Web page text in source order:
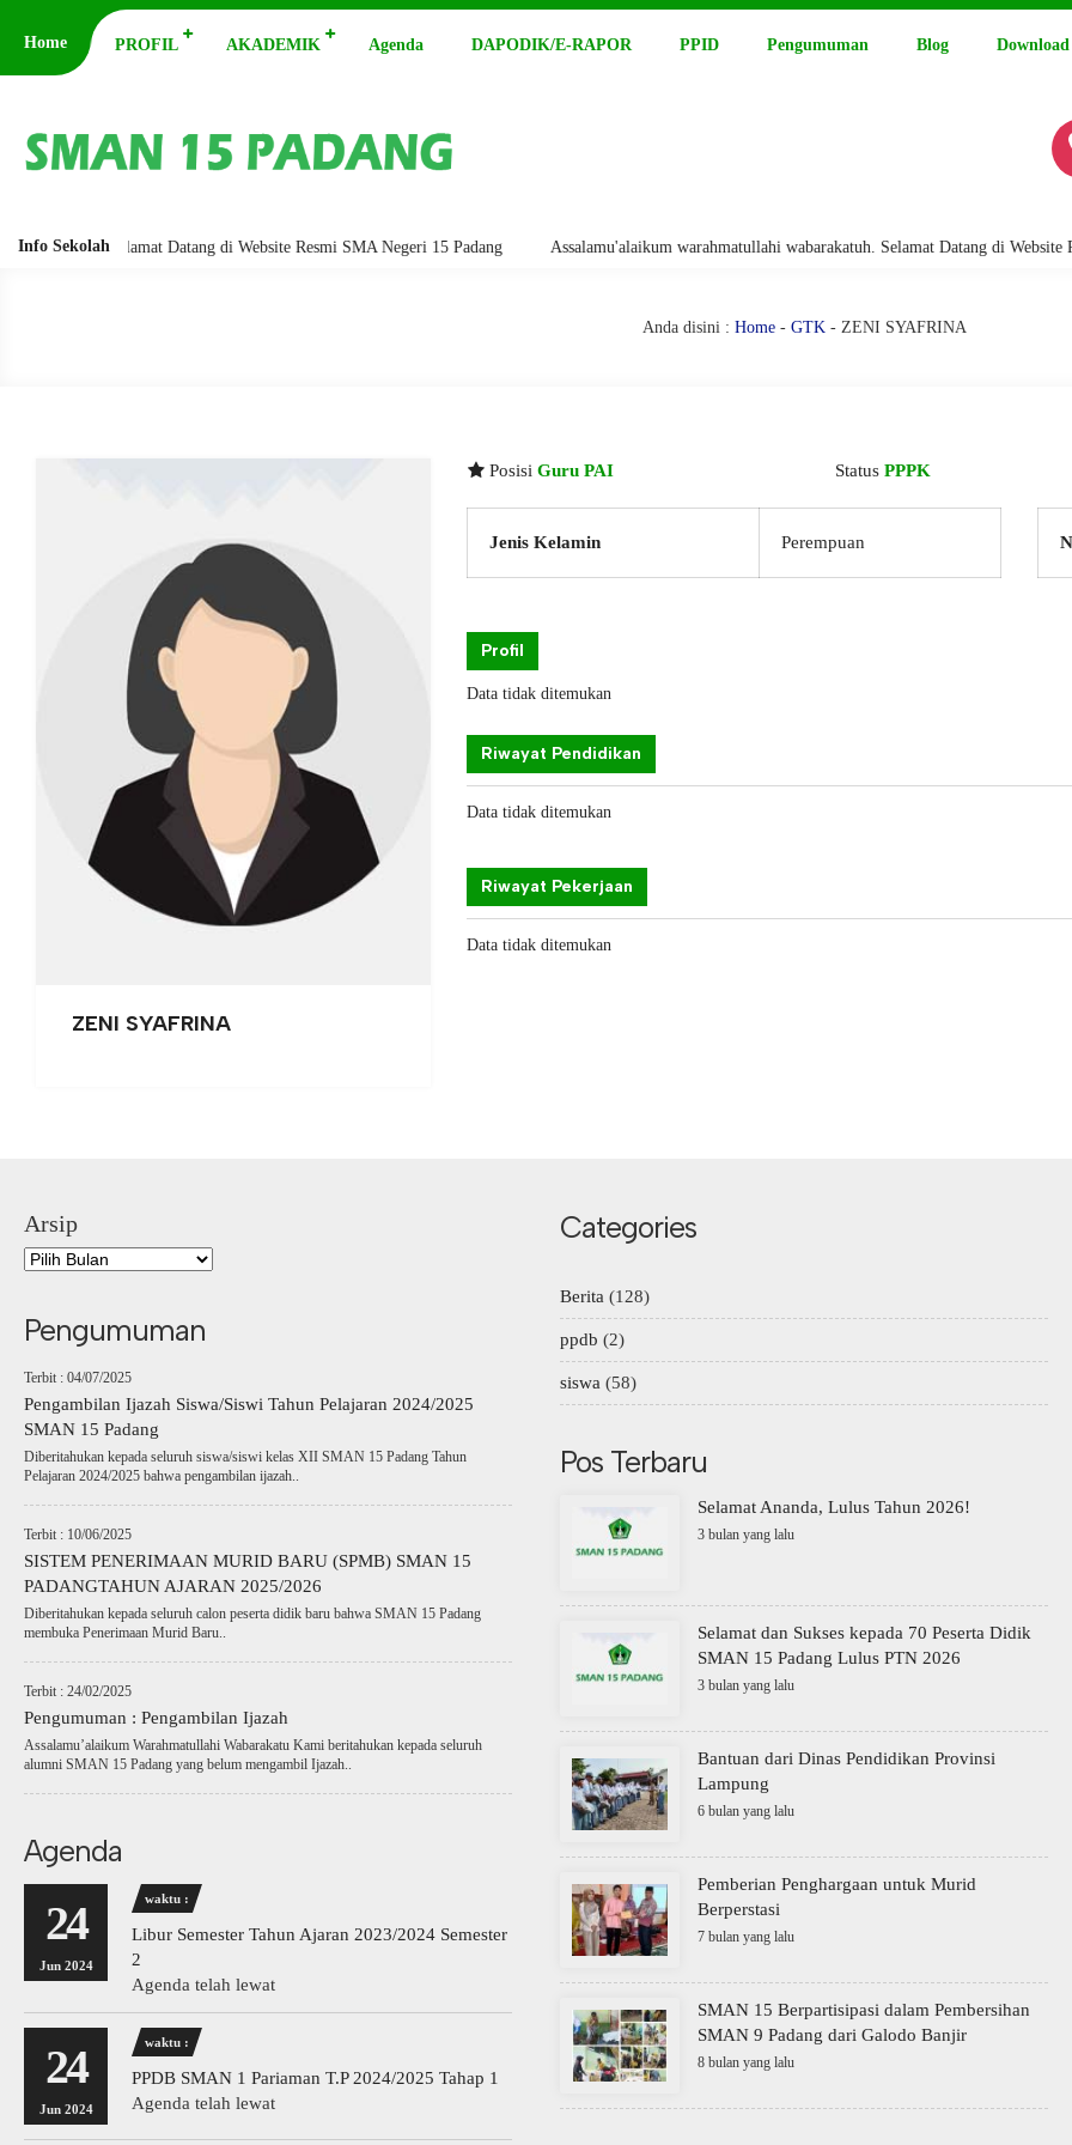
Home PROFIL AKADEMIK Agenda DAPODIK/E-RAPOR PPID Pengumuman Blog Download
Info SekolahSelamat Datang di Website Resmi SMA Negeri 15 Padang Assalamu'alaikum warahmatullahi wabarakatuh. Selamat Datang di Website
Anda disini : Home- GTK- ZENI SYAFRINA
ZENI SYAFRINA
Posisi Guru PAI Status PPPK
Jenis Kelamin Perempuan
Profil
Data tidak ditemukan
Riwayat Pendidikan
Data tidak ditemukan
Riwayat Pekerjaan
Data tidak ditemukan
Arsip
Pengumuman
Terbit : 04/07/2025
Pengambilan Ijazah Siswa/Siswi Tahun Pelajaran 2024/2025
SMAN 15 Padang
Diberitahukan kepada seluruh siswa/siswi kelas XII SMAN 15 Padang Tahun
Pelajaran 2024/2025 bahwa pengambilan ijazah..
Terbit : 10/06/2025
SISTEM PENERIMAAN MURID BARU (SPMB) SMAN 15
PADANGTAHUN AJARAN 2025/2026
Diberitahukan kepada seluruh calon peserta didik baru bahwa SMAN 15 Padang
membuka Penerimaan Murid Baru..
Terbit : 24/02/2025
Pengumuman : Pengambilan Ijazah
Assalamu’alaikum Warahmatullahi Wabarakatu Kami beritahukan kepada seluruh
alumni SMAN 15 Padang yang belum mengambil Ijazah..
Agenda
24
Jun 2024
waktu :
Libur Semester Tahun Ajaran 2023/2024 Semester
2
Agenda telah lewat
24
Jun 2024
waktu :
PPDB SMAN 1 Pariaman T.P 2024/2025 Tahap 1
Agenda telah lewat
Categories
Berita (128)
ppdb (2)
siswa (58)
Pos Terbaru
Selamat Ananda, Lulus Tahun 2026!
3 bulan yang lalu
Selamat dan Sukses kepada 70 Peserta Didik
SMAN 15 Padang Lulus PTN 2026
3 bulan yang lalu
Bantuan dari Dinas Pendidikan Provinsi
Lampung
6 bulan yang lalu
Pemberian Penghargaan untuk Murid
Berperstasi
7 bulan yang lalu
SMAN 15 Berpartisipasi dalam Pembersihan
SMAN 9 Padang dari Galodo Banjir
8 bulan yang lalu